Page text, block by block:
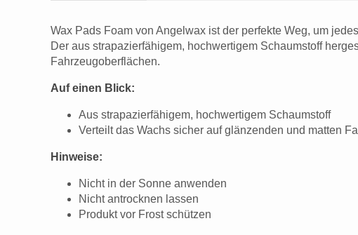
Wax Pads Foam von Angelwax ist der perfekte Weg, um
Der aus strapazierfähigem, hochwertigem Schaumstoff
Fahrzeugoberflächen.
Auf einen Blick:
Aus strapazierfähigem, hochwertigem Schaumstoff
Verteilt das Wachs sicher auf glänzenden und matten
Hinweise:
Nicht in der Sonne anwenden
Nicht antrocknen lassen
Produkt vor Frost schützen